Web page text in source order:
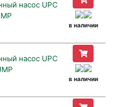
насос UPC
в наличии
насос UPC
в наличии